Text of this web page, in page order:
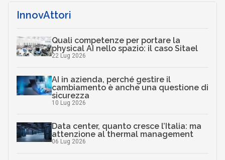
InnovAttori
Quali competenze per portare la
physical AI nello spazio: il caso Sitael
22 Lug 2026
AI in azienda, perché gestire il
cambiamento è anche una questione di
sicurezza
10 Lug 2026
Data center, quanto cresce l’Italia: ma
attenzione al thermal management
06 Lug 2026